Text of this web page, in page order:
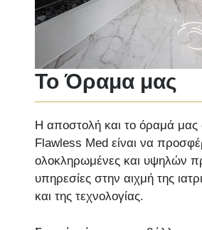
Το Όραμα μας
Η αποστολή και το όραμά μας
Flawless Μed είναι να
ολοκληρωμένες και υψηλών
υπηρεσίες στην αιχμή της
και της τεχνολογίας.